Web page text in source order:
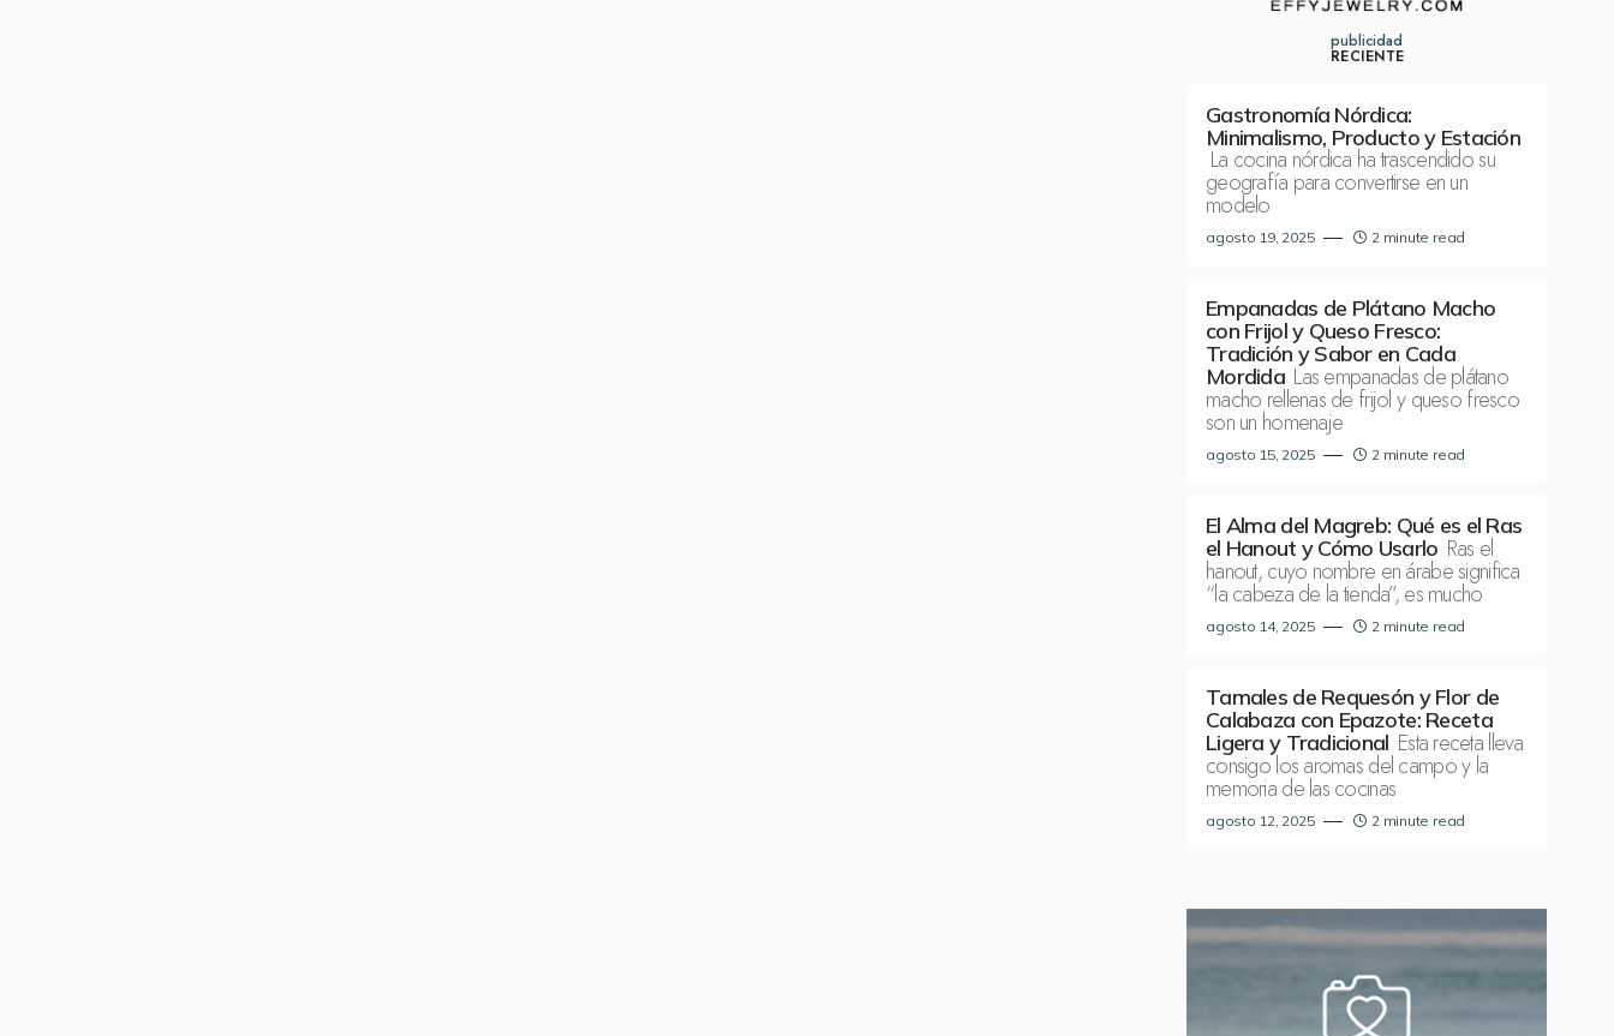
publicidad
RECIENTE
Gastronomía Nórdica:
Minimalismo, Producto y Estación
La cocina nórdica ha trascendido su
geografía para convertirse en un
modelo
agosto 19, 2025 2 minute read
Empanadas de Plátano Macho
con Frijol y Queso Fresco:
Tradición y Sabor en Cada
Mordida Las empanadas de plátano
macho rellenas de frijol y queso fresco
son un homenaje
agosto 15, 2025 2 minute read
El Alma del Magreb: Qué es el Ras
el Hanout y Cómo Usarlo Ras el
hanout, cuyo nombre en árabe significa
“la cabeza de la tienda”, es mucho
agosto 14, 2025 2 minute read
Tamales de Requesón y Flor de
Calabaza con Epazote: Receta
Ligera y Tradicional Esta receta lleva
consigo los aromas del campo y la
memoria de las cocinas
agosto 12, 2025 2 minute read